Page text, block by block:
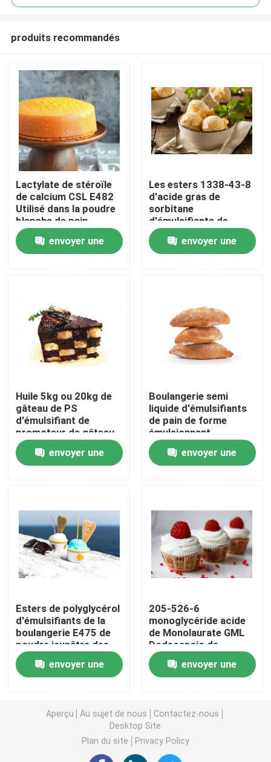
Maison
Produits
Vidéos
Exposition de VR
Visite d'usine
Contrôle de qualité
Contactez-nous
Nouvelles
Émulsifiant alimentaire E471
Émulsifiant de catégorie comestible
Monoglycéride distillé
Mono et diglycérides
Monostéarate de glycérol
Émulsifiant de promoteur de gâteau
produits recommandés
Lactylate de stéroïle
de calcium CSL E482
Utilisé dans la poudre
blanche de pain
envoyer une
Les esters 1338-43-8
d'acide gras de
sorbitane
d'émulsifiants de
boulangerie enjambent
la cire E491 jaune-
clair
envoyer une
Huile 5kg ou 20kg de
gâteau de PS
d'émulsifiant de
promoteur de gâteau
de boulangerie/baril
Rich Fragrant Flavor
envoyer une
Boulangerie semi
liquide d'émulsifiants
de pain de forme
émulsionnant
hydratant la crème
envoyer une
Esters de polyglycérol
d'émulsifiants de la
boulangerie E475 de
poudre jaunâtre des
acides gras PGE
envoyer une
205-526-6
monoglycéride acide
de Monolaurate GML
Dodecanoic de
glycérol d'émulsifiants
de Bakeyenvoyer une
Aperçu Au sujet de nous
Contactez-nous
Desktop Site
Plan du site
Privacy Policy